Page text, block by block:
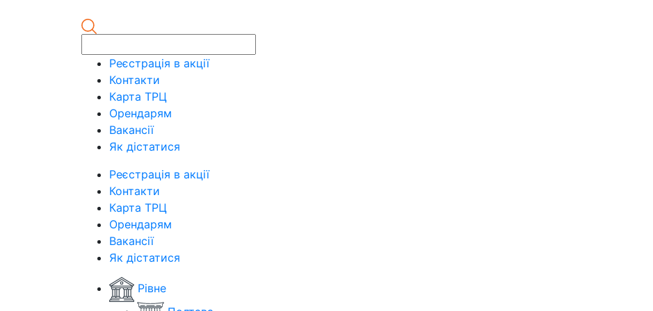
Реєстрація в акції
Контакти
Карта ТРЦ
Орендарям
Вакансії
Як дістатися
Реєстрація в акції
Контакти
Карта ТРЦ
Орендарям
Вакансії
Як дістатися
Рівне